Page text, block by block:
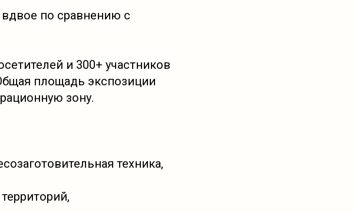
вдвое по сравнению с
и 300+ участников
площадь экспозиции
зону.
техника,